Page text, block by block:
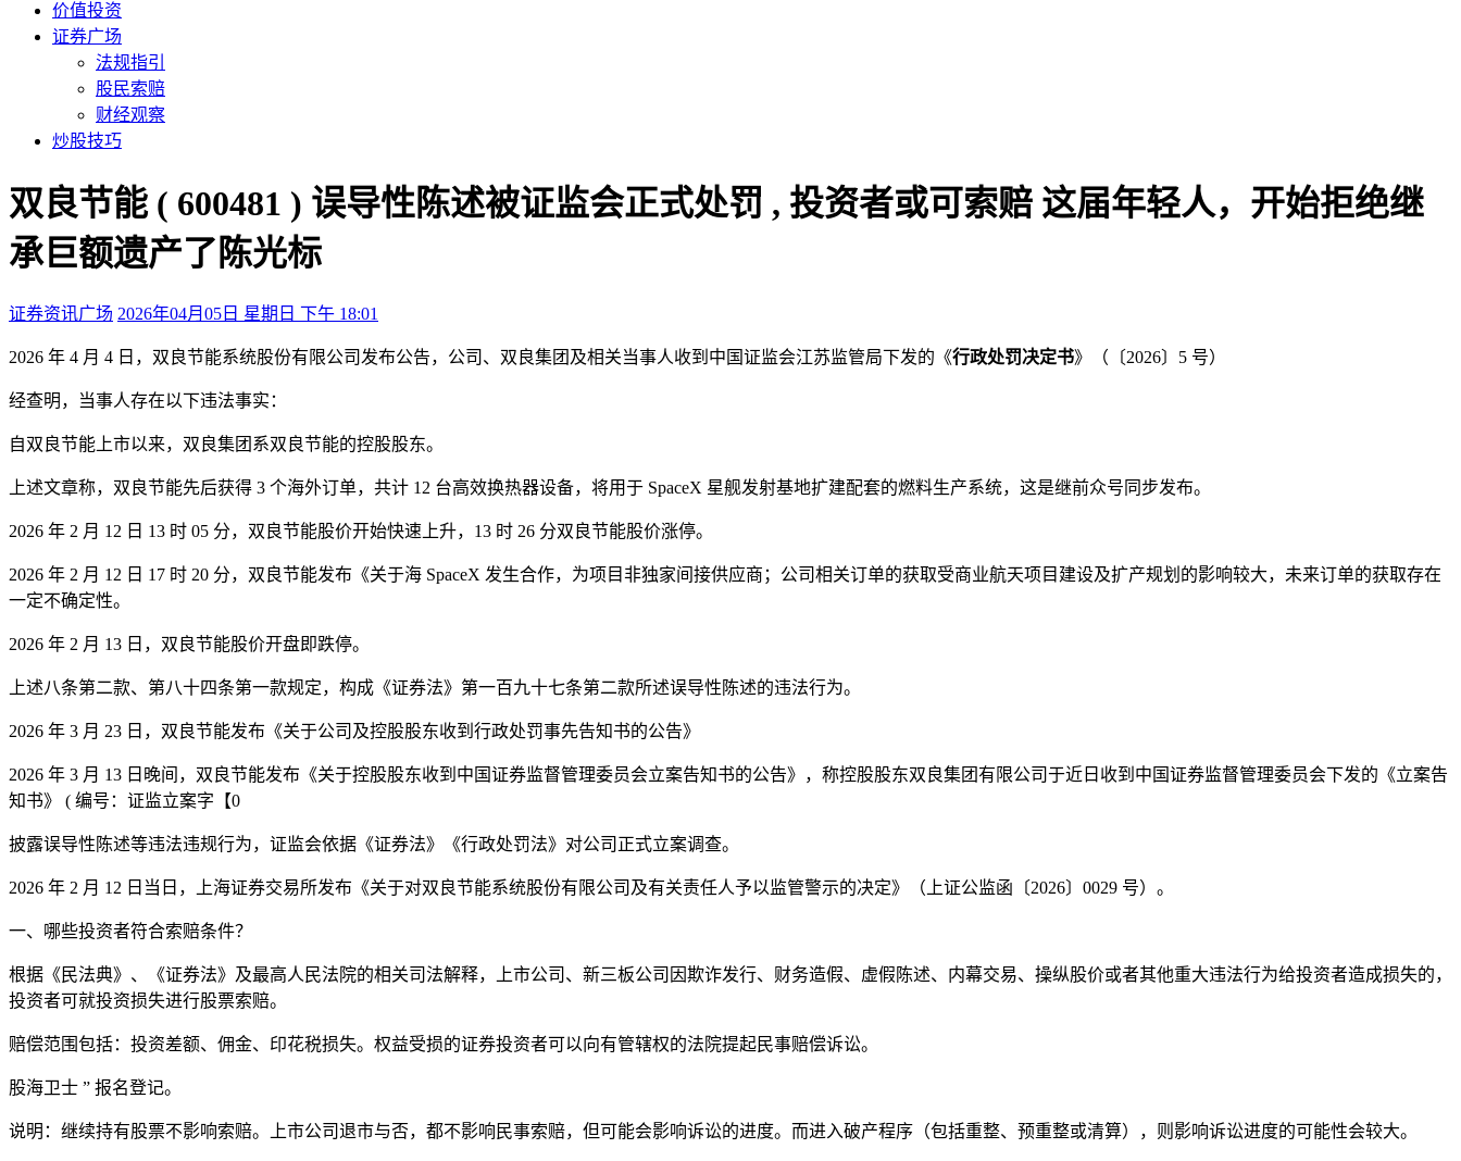
价值投资
证券广场
法规指引
股民索赔
财经观察
炒股技巧
双良节能 ( 600481 ) 误导性陈述被证监会正式处罚 , 投资者或可索赔 这届年轻人，开始拒绝继
承巨额遗产了陈光标
证券资讯广场 2026年04月05日 星期日 下午 18:01
2026 年 4 月 4 日，双良节能系统股份有限公司发布公告，公司、双良集团及相关当事人收到中国证监会江苏监管局下发的《行政处罚决定书》（〔2026〕5 号）
经查明，当事人存在以下违法事实：
自双良节能上市以来，双良集团系双良节能的控股股东。
上述文章称，双良节能先后获得 3 个海外订单，共计 12 台高效换热器设备，将用于 SpaceX 星舰发射基地扩建配套的燃料生产系统，这是继前众号同步发布。
2026 年 2 月 12 日 13 时 05 分，双良节能股价开始快速上升，13 时 26 分双良节能股价涨停。
2026 年 2 月 12 日 17 时 20 分，双良节能发布《关于海 SpaceX 发生合作，为项目非独家间接供应商；公司相关订单的获取受商业航天项目建设及扩产规划的影响较大，未来订单的获取存在
一定不确定性。
2026 年 2 月 13 日，双良节能股价开盘即跌停。
上述八条第二款、第八十四条第一款规定，构成《证券法》第一百九十七条第二款所述误导性陈述的违法行为。
2026 年 3 月 23 日，双良节能发布《关于公司及控股股东收到行政处罚事先告知书的公告》
2026 年 3 月 13 日晚间，双良节能发布《关于控股股东收到中国证券监督管理委员会立案告知书的公告》，称控股股东双良集团有限公司于近日收到中国证券监督管理委员会下发的《立案告
知书》 ( 编号：证监立案字【0
披露误导性陈述等违法违规行为，证监会依据《证券法》《行政处罚法》对公司正式立案调查。
2026 年 2 月 12 日当日，上海证券交易所发布《关于对双良节能系统股份有限公司及有关责任人予以监管警示的决定》（上证公监函〔2026〕0029 号）。
一、哪些投资者符合索赔条件？
根据《民法典》、《证券法》及最高人民法院的相关司法解释，上市公司、新三板公司因欺诈发行、财务造假、虚假陈述、内幕交易、操纵股价或者其他重大违法行为给投资者造成损失的，
投资者可就投资损失进行股票索赔。
赔偿范围包括：投资差额、佣金、印花税损失。权益受损的证券投资者可以向有管辖权的法院提起民事赔偿诉讼。
股海卫士 ” 报名登记。
说明：继续持有股票不影响索赔。上市公司退市与否，都不影响民事索赔，但可能会影响诉讼的进度。而进入破产程序（包括重整、预重整或清算），则影响诉讼进度的可能性会较大。